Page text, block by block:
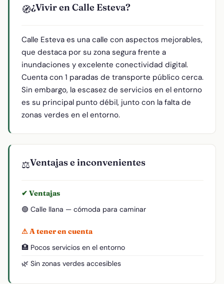
🧭¿Vivir en Calle Esteva?
Calle Esteva es una calle con aspectos mejorables,
que destaca por su zona segura frente a
inundaciones y excelente conectividad digital.
Cuenta con 1 paradas de transporte público cerca.
Sin embargo, la escasez de servicios en el entorno
es su principal punto débil, junto con la falta de
zonas verdes en el entorno.
⚖️Ventajas e inconvenientes
✔ Ventajas
🟢 Calle llana — cómoda para caminar
⚠ A tener en cuenta
🏥 Pocos servicios en el entorno
🌿 Sin zonas verdes accesibles